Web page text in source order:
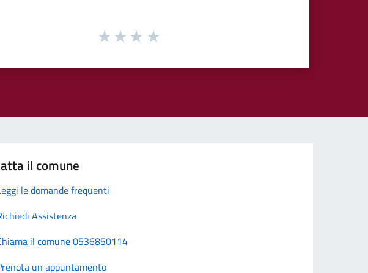
il comune
le domande frequenti
Assistenza
il comune 0536850114
un appuntamento